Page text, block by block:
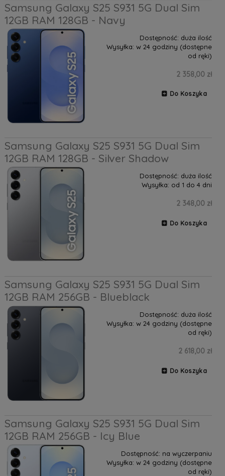
Samsung Galaxy S25 S931 5G Dual Sim
12GB RAM 128GB - Navy
Dostępność: duża ilość
Wysyłka: w 24 godziny (dostępne
od ręki)
2 358,00 zł
Do Koszyka
Samsung Galaxy S25 S931 5G Dual Sim
12GB RAM 128GB - Silver Shadow
Dostępność: duża ilość
Wysyłka: od 1 do 4 dni
2 348,00 zł
Do Koszyka
Samsung Galaxy S25 S931 5G Dual Sim
12GB RAM 256GB - Blueblack
Dostępność: duża ilość
Wysyłka: w 24 godziny (dostępne
od ręki)
2 618,00 zł
Do Koszyka
Samsung Galaxy S25 S931 5G Dual Sim
12GB RAM 256GB - Icy Blue
Dostępność: na wyczerpaniu
Wysyłka: w 24 godziny (dostępne
od ręki)